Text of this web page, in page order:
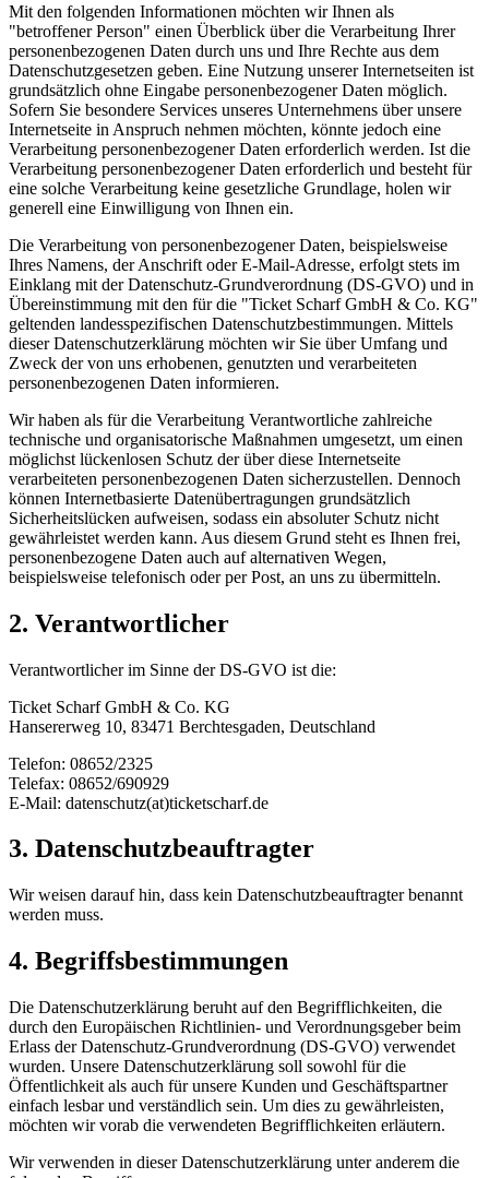
Mit den folgenden Informationen möchten wir Ihnen als
"betroffener Person" einen Überblick über die Verarbeitung Ihrer
personenbezogenen Daten durch uns und Ihre Rechte aus dem
Datenschutzgesetzen geben. Eine Nutzung unserer Internetseiten ist
grundsätzlich ohne Eingabe personenbezogener Daten möglich.
Sofern Sie besondere Services unseres Unternehmens über unsere
Internetseite in Anspruch nehmen möchten, könnte jedoch eine
Verarbeitung personenbezogener Daten erforderlich werden. Ist die
Verarbeitung personenbezogener Daten erforderlich und besteht für
eine solche Verarbeitung keine gesetzliche Grundlage, holen wir
generell eine Einwilligung von Ihnen ein.
Die Verarbeitung von personenbezogener Daten, beispielsweise
Ihres Namens, der Anschrift oder E-Mail-Adresse, erfolgt stets im
Einklang mit der Datenschutz-Grundverordnung (DS-GVO) und in
Übereinstimmung mit den für die "Ticket Scharf GmbH & Co. KG"
geltenden landesspezifischen Datenschutzbestimmungen. Mittels
dieser Datenschutzerklärung möchten wir Sie über Umfang und
Zweck der von uns erhobenen, genutzten und verarbeiteten
personenbezogenen Daten informieren.
Wir haben als für die Verarbeitung Verantwortliche zahlreiche
technische und organisatorische Maßnahmen umgesetzt, um einen
möglichst lückenlosen Schutz der über diese Internetseite
verarbeiteten personenbezogenen Daten sicherzustellen. Dennoch
können Internetbasierte Datenübertragungen grundsätzlich
Sicherheitslücken aufweisen, sodass ein absoluter Schutz nicht
gewährleistet werden kann. Aus diesem Grund steht es Ihnen frei,
personenbezogene Daten auch auf alternativen Wegen,
beispielsweise telefonisch oder per Post, an uns zu übermitteln.
2. Verantwortlicher
Verantwortlicher im Sinne der DS-GVO ist die:
Ticket Scharf GmbH & Co. KG
Hansererweg 10, 83471 Berchtesgaden, Deutschland
Telefon: 08652/2325
Telefax: 08652/690929
E-Mail: datenschutz(at)ticketscharf.de
3. Datenschutzbeauftragter
Wir weisen darauf hin, dass kein Datenschutzbeauftragter benannt
werden muss.
4. Begriffsbestimmungen
Die Datenschutzerklärung beruht auf den Begrifflichkeiten, die
durch den Europäischen Richtlinien- und Verordnungsgeber beim
Erlass der Datenschutz-Grundverordnung (DS-GVO) verwendet
wurden. Unsere Datenschutzerklärung soll sowohl für die
Öffentlichkeit als auch für unsere Kunden und Geschäftspartner
einfach lesbar und verständlich sein. Um dies zu gewährleisten,
möchten wir vorab die verwendeten Begrifflichkeiten erläutern.
Wir verwenden in dieser Datenschutzerklärung unter anderem die